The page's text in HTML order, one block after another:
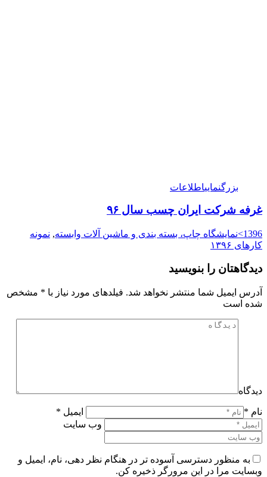
بزرگنماییاطلاعات
غرفه شرکت ایران چسب سال ۹۶
1396>نمایشگاه چاپ، بسته بندی و ماشین آلات وابسته , نمونه
کارهای ۱۳۹۶
دیدگاهتان را بنویسید
آدرس ایمیل شما منتشر نخواهد شد. فیلدهای مورد نیاز با * مشخص
شده است
دیدگاه
نام *
ایمیل *
وب سایت
به منظور دسترسی آسوده تر در هنگام نظر دهی، نام، ایمیل و
وبسایت مرا در این مرورگر ذخیره کن.